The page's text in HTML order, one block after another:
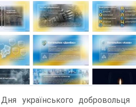
українського добровольця